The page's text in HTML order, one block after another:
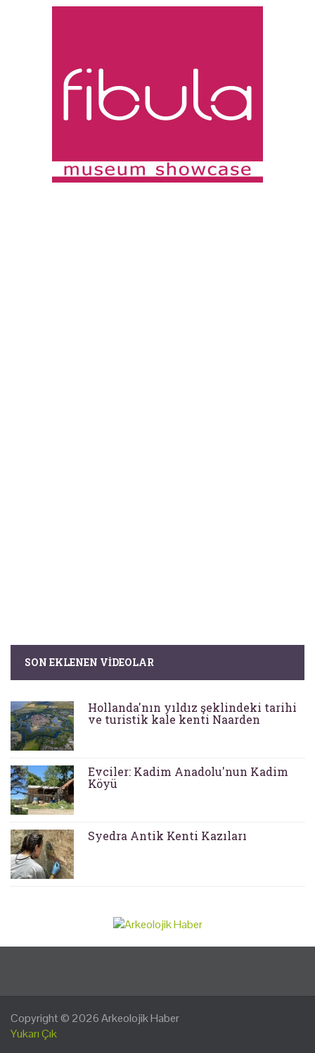
SON EKLENEN VIDEOLAR
Hollanda'nın yıldız şeklindeki tarihi
ve turistik kale kenti Naarden
Evciler: Kadim Anadolu'nun Kadim
Köyü
Syedra Antik Kenti Kazıları
Copyright © 2026Arkeolojik Haber
Yukarı Çık